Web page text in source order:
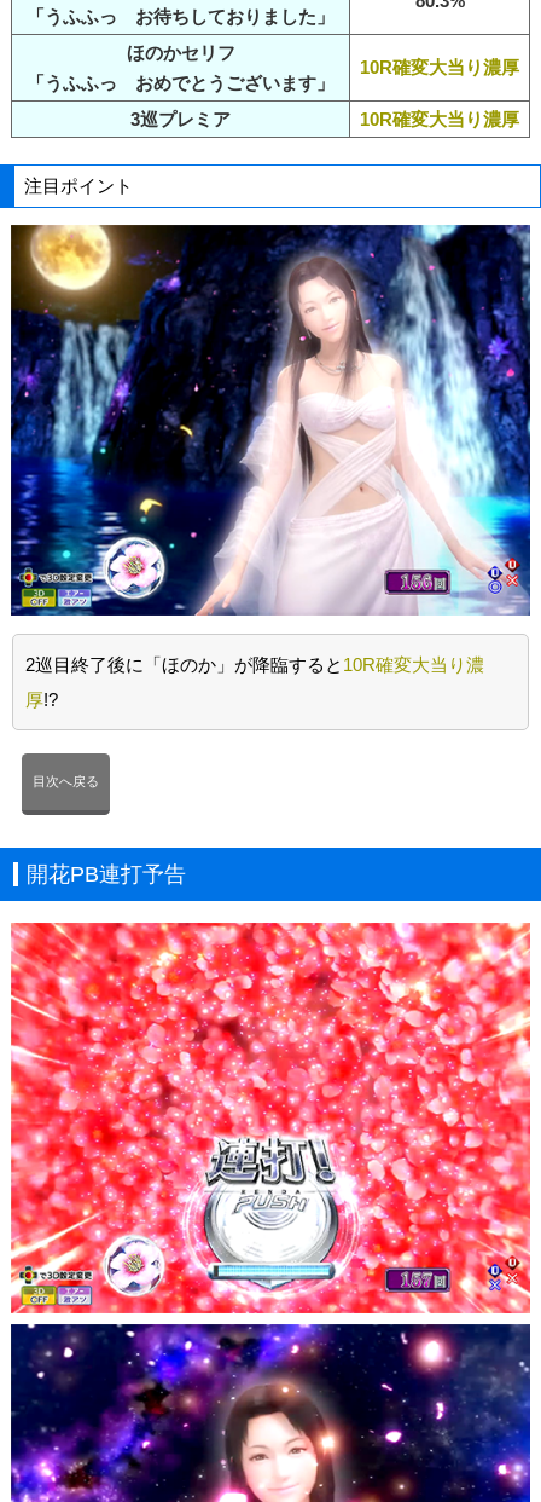
「うふふっ お待ちしておりました」
ほのかセリフ
「うふふっ おめでとうございます」
10R確変大当り濃厚
3巡プレミア 10R確変大当り濃厚
注目ポイント
2巡目終了後に「ほのか」が降臨すると 10R確変大当り濃
厚!?
目次へ戻る
開花PB連打予告